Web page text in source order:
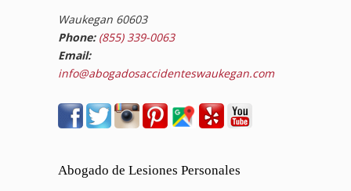
Waukegan 60603
Phone: (855) 339-0063
Email:
info@abogadosaccidenteswaukegan.com
Abogado de Lesiones Personales